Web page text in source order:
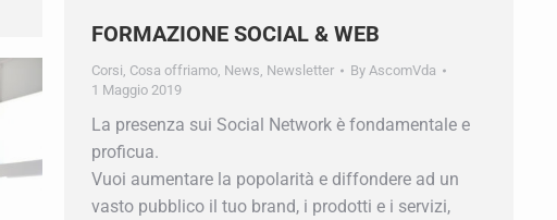
FORMAZIONE SOCIAL & WEB
Corsi Cosa offriamo, News Newsletter By AscomVda
1 Maggio 2019
La presenza sui Social Network è fondamentale e
proficua.
Vuoi aumentare la popolarità e diffondere ad un
vasto pubblico il tuo brand, i prodotti e i servizi,